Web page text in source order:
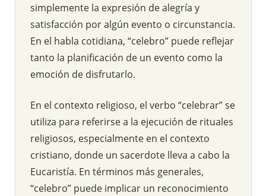
simplemente la expresión de alegría y
satisfacción por algún evento o circunstancia.
En el habla cotidiana, “celebro” puede reflejar
tanto la planificación de un evento como la
emoción de disfrutarlo.
En el contexto religioso, el verbo “celebrar” se
utiliza para referirse a la ejecución de rituales
religiosos, especialmente en el contexto
cristiano, donde un sacerdote lleva a cabo la
Eucaristía. En términos más generales,
“celebro” puede implicar un reconocimiento